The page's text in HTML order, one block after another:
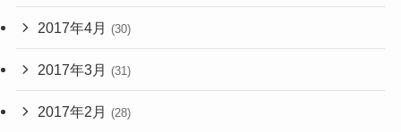
2017年4月 (30)
2017年3月 (31)
2017年2月 (28)